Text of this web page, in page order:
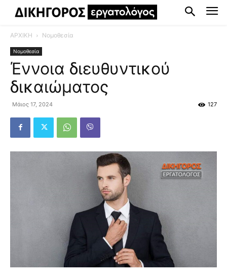
ΑΡΧΙΚΗ Νομοθεσία
Νομοθεσία
Έννοια διευθυντικού
δικαιώματος
Μάιος 17, 2024 127